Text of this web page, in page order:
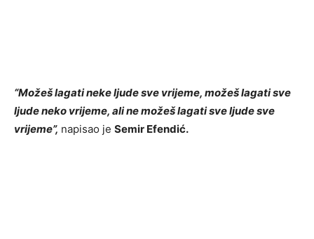
“Možeš lagati neke ljude sve vrijeme, možeš lagati sve
ljude neko vrijeme, ali ne možeš lagati sve ljude sve
vrijeme”, napisao je Semir Efendić.